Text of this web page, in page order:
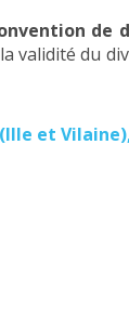
de
validité du
et